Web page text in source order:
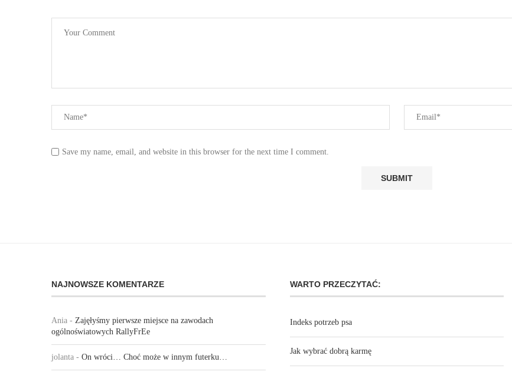
Save my name, email, and website in this browser for the next time I comment.
NAJNOWSZE KOMENTARZE
Ania - Zajęłyśmy pierwsze miejsce na zawodach
ogólnoświatowych RallyFrEe
jolanta - On wróci… Choć może w innym futerku…
WARTO PRZECZYTAĆ:
Indeks potrzeb psa
Jak wybrać dobrą karmę